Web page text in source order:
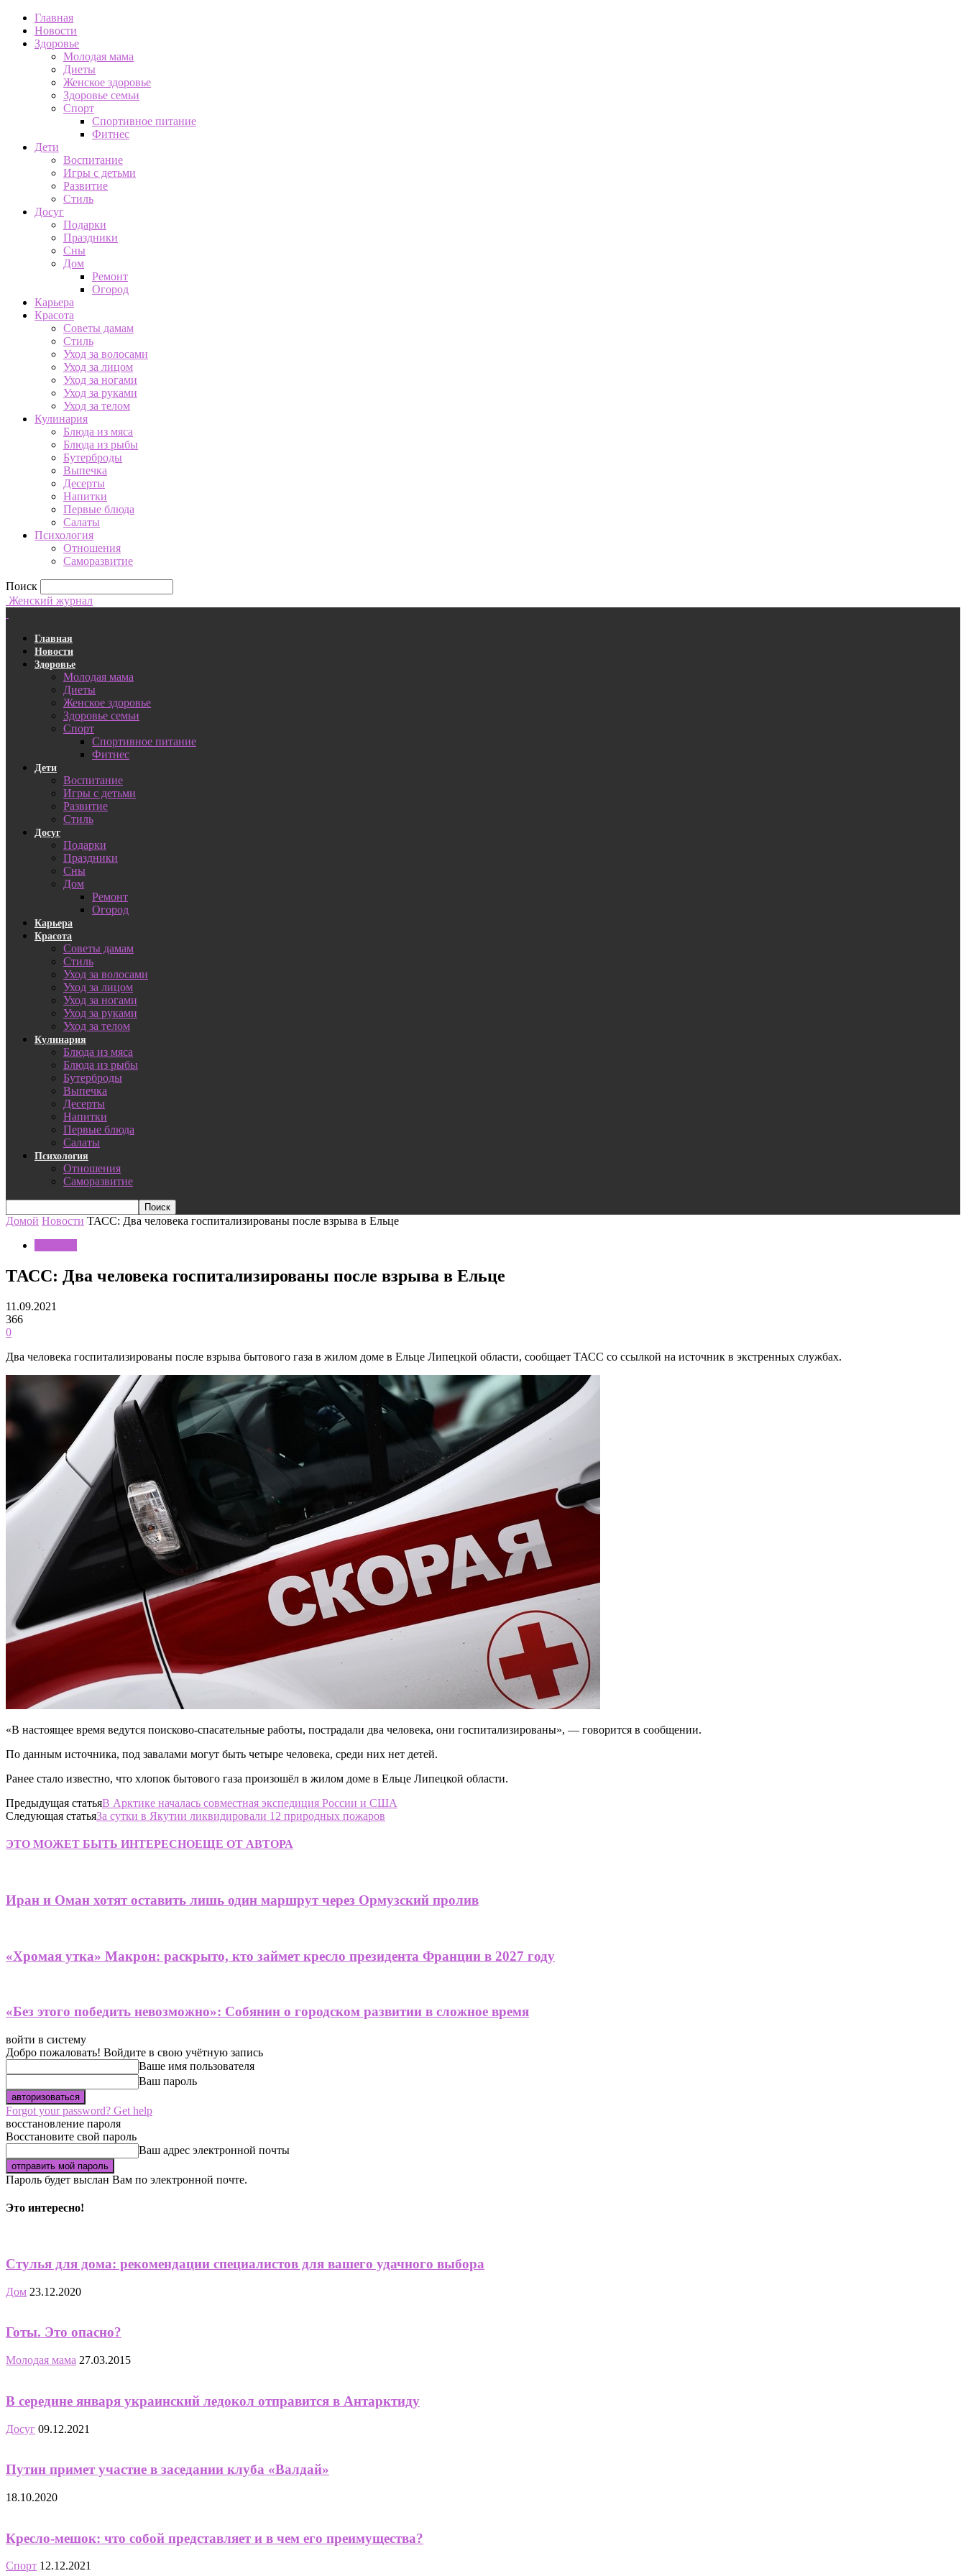
Главная
Новости
Здоровье
Молодая мама
Диеты
Женское здоровье
Здоровье семьи
Спорт
Спортивное питание
Фитнес
Дети
Воспитание
Игры с детьми
Развитие
Стиль
Досуг
Подарки
Праздники
Сны
Дом
Ремонт
Огород
Карьера
Красота
Советы дамам
Стиль
Уход за волосами
Уход за лицом
Уход за ногами
Уход за руками
Уход за телом
Кулинария
Блюда из мяса
Блюда из рыбы
Бутерброды
Выпечка
Десерты
Напитки
Первые блюда
Салаты
Психология
Отношения
Саморазвитие
Поиск
Женский журнал
Главная
Новости
Здоровье
Молодая мама
Диеты
Женское здоровье
Здоровье семьи
Спорт
Спортивное питание
Фитнес
Дети
Воспитание
Игры с детьми
Развитие
Стиль
Досуг
Подарки
Праздники
Сны
Дом
Ремонт
Огород
Карьера
Красота
Советы дамам
Стиль
Уход за волосами
Уход за лицом
Уход за ногами
Уход за руками
Уход за телом
Кулинария
Блюда из мяса
Блюда из рыбы
Бутерброды
Выпечка
Десерты
Напитки
Первые блюда
Салаты
Психология
Отношения
Саморазвитие
Домой Новости ТАСС: Два человека госпитализированы после взрыва в Ельце
ТАСС: Два человека госпитализированы после взрыва в Ельце
11.09.2021
366
0
Два человека госпитализированы после взрыва бытового газа в жилом доме в Ельце Липецкой области, сообщает ТАСС со ссылкой на источник в экстренных службах.
«В настоящее время ведутся поисково-спасательные работы, пострадали два человека, они госпитализированы», — говорится в сообщении.
По данным источника, под завалами могут быть четыре человека, среди них нет детей.
Ранее стало известно, что хлопок бытового газа произошёл в жилом доме в Ельце Липецкой области.
Предыдущая статьяВ Арктике началась совместная экспедиция России и США
Следующая статьяЗа сутки в Якутии ликвидировали 12 природных пожаров
ЭТО МОЖЕТ БЫТЬ ИНТЕРЕСНОЕЩЕ ОТ АВТОРА
Иран и Оман хотят оставить лишь один маршрут через Ормузский пролив
«Хромая утка» Макрон: раскрыто, кто займет кресло президента Франции в 2027 году
«Без этого победить невозможно»: Собянин о городском развитии в сложное время
войти в систему
Добро пожаловать! Войдите в свою учётную запись
Ваше имя пользователя
Ваш пароль
Forgot your password? Get help
восстановление пароля
Восстановите свой пароль
Ваш адрес электронной почты
Пароль будет выслан Вам по электронной почте.
Это интересно!
Стулья для дома: рекомендации специалистов для вашего удачного выбора
Дом 23.12.2020
Готы. Это опасно?
Молодая мама 27.03.2015
В середине января украинский ледокол отправится в Антарктиду
Досуг 09.12.2021
Путин примет участие в заседании клуба «Валдай»
18.10.2020
Кресло-мешок: что собой представляет и в чем его преимущества?
Спорт 12.12.2021